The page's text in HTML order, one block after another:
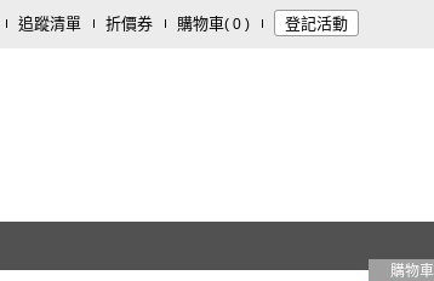
追蹤清單 折價券 購物車( 0 ) 登記活動
購物車